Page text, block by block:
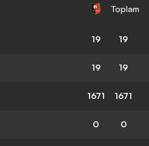
Toplam
19 19
19 19
1671 1671
0 0